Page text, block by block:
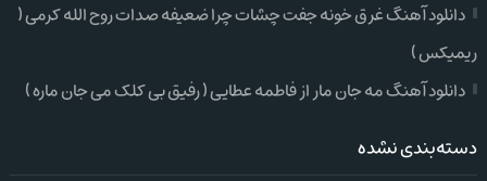
دانلود آهنگ غرق خونه جفت چشات چرا ضعیفه صدات روح الله کرمی (
ریمیکس )
دانلود آهنگ مه جان مار از فاطمه عطایی ( رفیق بی کلک می جان ماره )
دسته‌بندی نشده